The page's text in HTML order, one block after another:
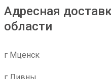
Адресная
области
г Мценск